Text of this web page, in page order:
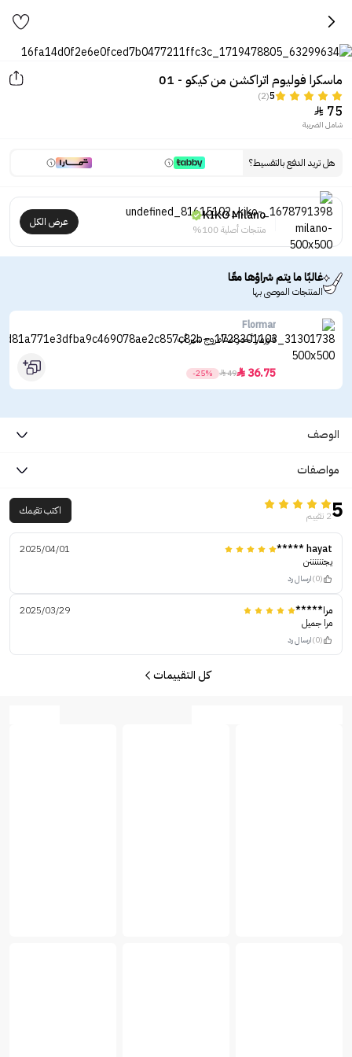
ماسكرا فوليوم اتراكشن من كيكو - 01
5
(2)
75

شامل الضريبة
هل تريد الدفع بالتقسيط؟
KIKO Milano
منتجات أصلية 100%
عرض الكل
غالبًا ما يتم شراؤها معًا
المنتجات الموصى بها
Flormar
فلورمار أحمر شفاه روج شير أب
36.75

49

-25%
الوصف
مواصفات
52 تقييم اكتب تقيمك
hayat *****
2025/04/01
يجننننننن
(0) ارسال رد
مرا*****
2025/03/29
مرا جميل
(0) ارسال رد
كل التقييمات